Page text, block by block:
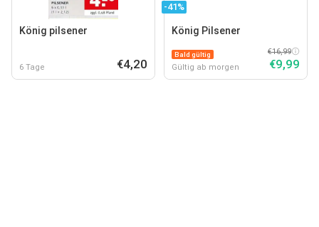
König pilsener
6 Tage €4,20
-41%
König Pilsener
Bald gültig
Gültig ab morgen
€16,99
€9,99